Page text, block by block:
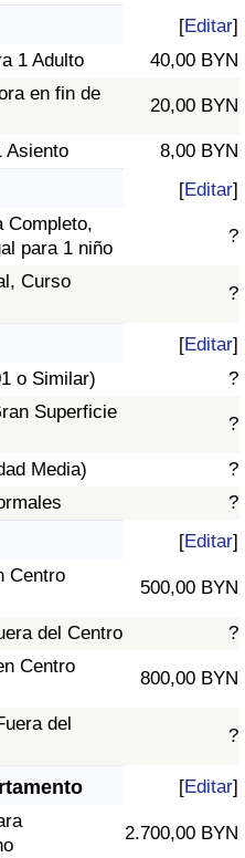
[Editar]
1 Adulto
40,00 BYN
en fin de
20,00 BYN
Asiento 8,00 BYN
[Editar]
Completo,
para 1 niño
?
Curso
?
[Editar]
o Similar)
?
Superficie
?
Media)
?
?
[Editar]
Centro
500,00 BYN
del Centro
?
Centro
800,00 BYN
del
?
[Editar]
2.700,00 BYN